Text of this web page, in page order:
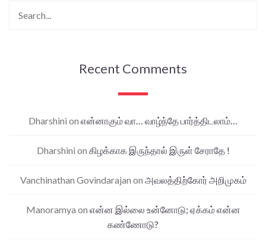
Recent Comments
Dharshini on என்னாகும் வா… வாழ்ந்தே பார்த்திடலாம்…
Dharshini on கிழக்காக இருந்தால் இருள் சேராதே !
Vanchinathan Govindarajan on அவலத்திற்கோர் அறிமுகம்
Manoramya on என்ன இல்லை உன்னோடு; ஏக்கம் என்ன
கண்ணோடு?